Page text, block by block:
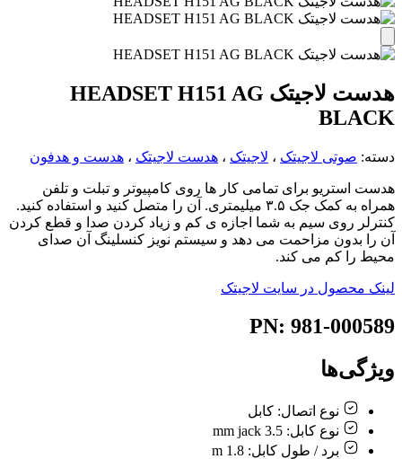
هدست لاجیتک HEADSET H151 AG
BLACK
دسته: صوتی لاجیتک ، لاجیتک ، هدست لاجیتک ، هدست و هدفون
هدست استریو برای تمامی کار ها روی کامپیوتر و تبلت و تلفن
همراه به کمک جک ۳.۵ میلیمتری. آن را متصل کنید و استفاده کنید.
کنترلر روی سیم به شما اجازه ی کم و زیاد کردن صدا و قطع کردن
آن را بدون مزاحمت می دهد و سیستم نویز کنسلینگ آن صدای
محیط را کم می کند.
لینک محصول در سایت لاجیتک
PN: 981-000589
ویژگی‌ها
نوع اتصال: کابل
نوع کابل: 3.5 mm jack
برد / طول کابل: 1.8 m